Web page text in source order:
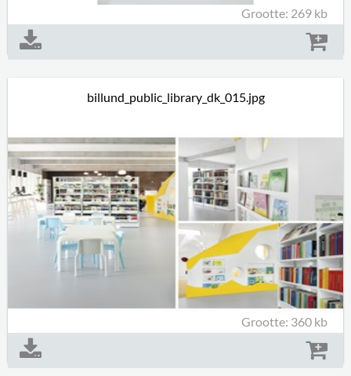
Grootte: 269 kb
billund_public_library_dk_015.jpg
Grootte: 360 kb